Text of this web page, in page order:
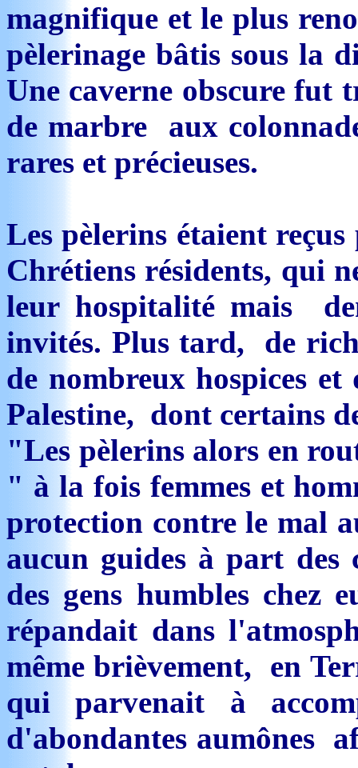
magnifique et le plus
pèlerinage bâtis sous la
Une caverne obscure fut
de marbre aux
rares et précieuses.
Les pèlerins étaient
Chrétiens résidents, qui
leur hospitalité mais
invités. Plus tard, de
de nombreux hospices
Palestine, dont certains
"Les pèlerins alors en
" à la fois femmes et
protection contre le mal
aucun guides à part
des gens humbles chez
répandait dans
même brièvement, en
qui parvenait à
d'abondantes aumônes